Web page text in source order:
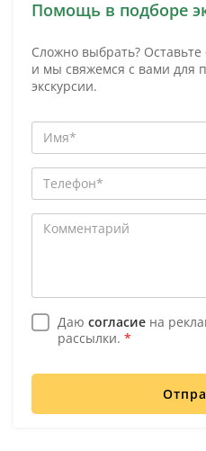
Помощь в подборе
Сложно выбрать?
и мы свяжемся с вами для
экскурсии.
Даю согласие на
рассылки. *